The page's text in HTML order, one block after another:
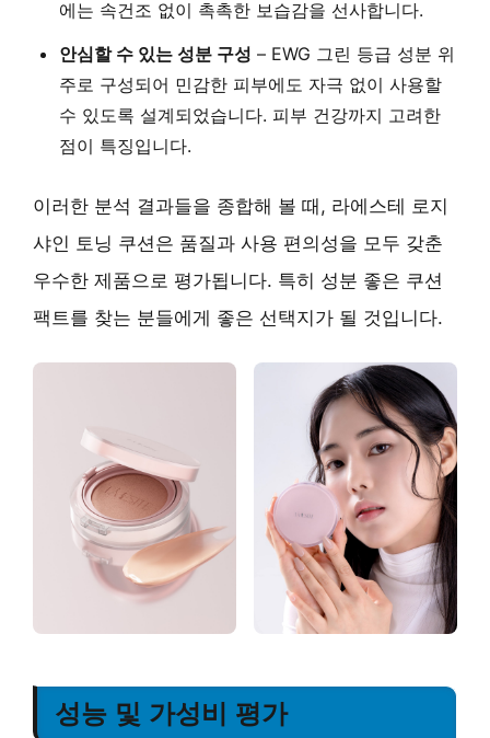
에는 속건조 없이 촉촉한 보습감을 선사합니다.
안심할 수 있는 성분 구성 – EWG 그린 등급 성분 위
주로 구성되어 민감한 피부에도 자극 없이 사용할
수 있도록 설계되었습니다. 피부 건강까지 고려한
점이 특징입니다.
이러한 분석 결과들을 종합해 볼 때, 라에스테 로지
샤인 토닝 쿠션은 품질과 사용 편의성을 모두 갖춘
우수한 제품으로 평가됩니다. 특히 성분 좋은 쿠션
팩트를 찾는 분들에게 좋은 선택지가 될 것입니다.
성능 및 가성비 평가